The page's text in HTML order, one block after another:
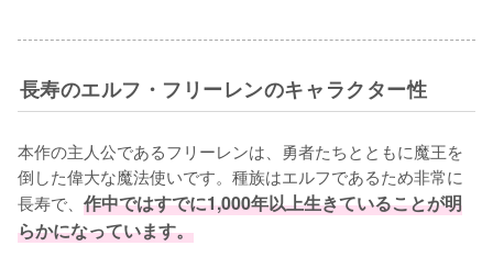
長寿のエルフ・フリーレンのキャラクター性
本作の主人公であるフリーレンは、勇者たちとともに魔王を
倒した偉大な魔法使いです。種族はエルフであるため非常に
長寿で、 作中ではすでに1,000年以上生きていることが明
らかになっています。